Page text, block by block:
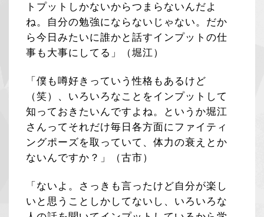
トプットしかないからつまらないんだよ
ね。自分の勉強にならないじゃない。だか
ら今日みたいに誰かと話すインプットの仕
事も大事にしてる」（堀江）
「僕も噂好きっていう性格もあるけど
（笑）、いろいろなことをインプットして
知っておきたいんですよね。というか堀江
さんってそれだけ毎日各方面にファイティ
ングポーズを取っていて、体力の衰えとか
ないんですか？」（古市）
「ないよ。さっきも言ったけど自分が楽し
いと思うことしかしてないし、いろいろな